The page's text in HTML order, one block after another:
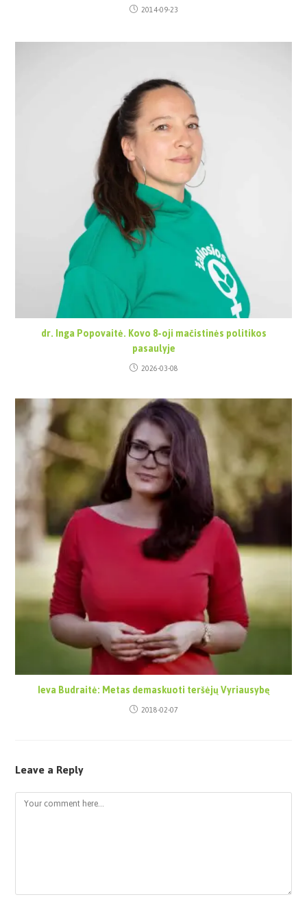
2014-09-23
dr. Inga Popovaitė. Kovo 8-oji mačistinės politikos
pasaulyje
2026-03-08
Ieva Budraitė: Metas demaskuoti teršėjų Vyriausybę
2018-02-07
Leave a Reply